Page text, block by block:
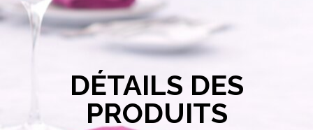
DÉTAILS DES
PRODUITS